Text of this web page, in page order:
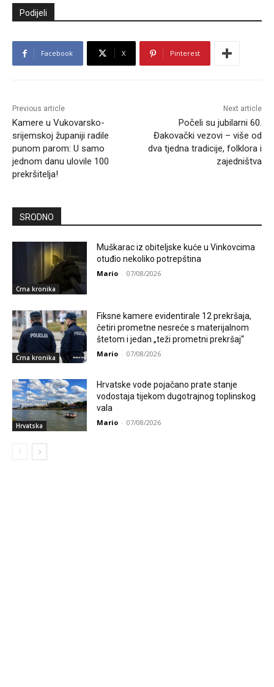
Podijeli
Facebook X Pinterest
Previous article
Kamere u Vukovarsko-
srijemskoj županiji radile
punom parom: U samo
jednom danu ulovile 100
prekršitelja!
Next article
Počeli su jubilarni 60.
Đakovački vezovi – više od
dva tjedna tradicije, folklora i
zajedništva
SRODNO
Crna kronika
Muškarac iz obiteljske kuće u Vinkovcima
otuđio nekoliko potrepština
Mario - 07/08/2026
Crna kronika
Fiksne kamere evidentirale 12 prekršaja,
četiri prometne nesreće s materijalnom
štetom i jedan „teži prometni prekršaj“
Mario - 07/08/2026
Hrvatska
Hrvatske vode pojačano prate stanje
vodostaja tijekom dugotrajnog toplinskog
vala
Mario - 07/08/2026